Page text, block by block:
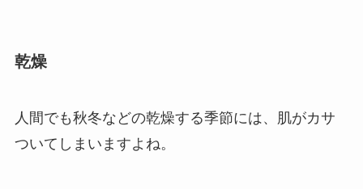
乾燥
人間でも秋冬などの乾燥する季節には、肌がカサ
ついてしまいますよね。